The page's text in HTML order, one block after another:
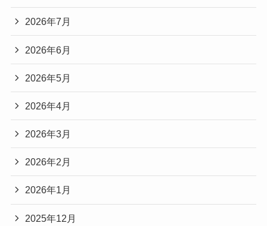
2026年7月
2026年6月
2026年5月
2026年4月
2026年3月
2026年2月
2026年1月
2025年12月